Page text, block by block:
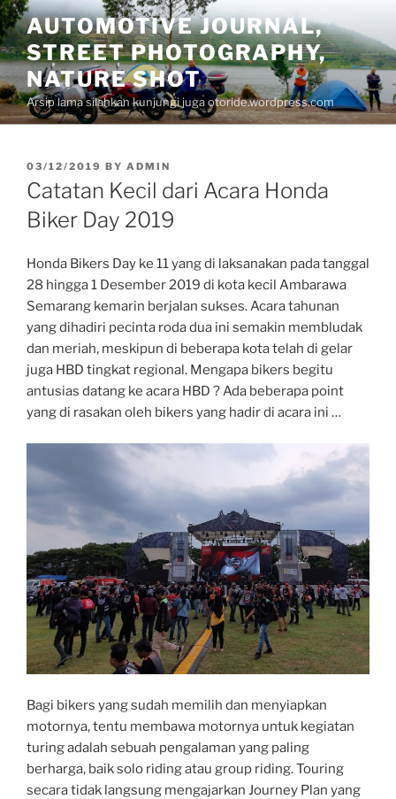
Skip
to
content
AUTOMOTIVE JOURNAL,
STREET PHOTOGRAPHY,
NATURE SHOT
Arsip lama silahkan kunjungi juga otoride.wordpress.com
POSTED
ON
03/12/2019 BY ADMIN
Catatan Kecil dari Acara Honda
Biker Day 2019
Honda Bikers Day ke 11 yang di laksanakan pada tanggal
28 hingga 1 Desember 2019 di kota kecil Ambarawa
Semarang kemarin berjalan sukses. Acara tahunan
yang dihadiri pecinta roda dua ini semakin membludak
dan meriah, meskipun di beberapa kota telah di gelar
juga HBD tingkat regional. Mengapa bikers begitu
antusias datang ke acara HBD ? Ada beberapa point
yang di rasakan oleh bikers yang hadir di acara ini …
Bagi bikers yang sudah memilih dan menyiapkan
motornya, tentu membawa motornya untuk kegiatan
turing adalah sebuah pengalaman yang paling
berharga, baik solo riding atau group riding. Touring
secara tidak langsung mengajarkan Journey Plan yang